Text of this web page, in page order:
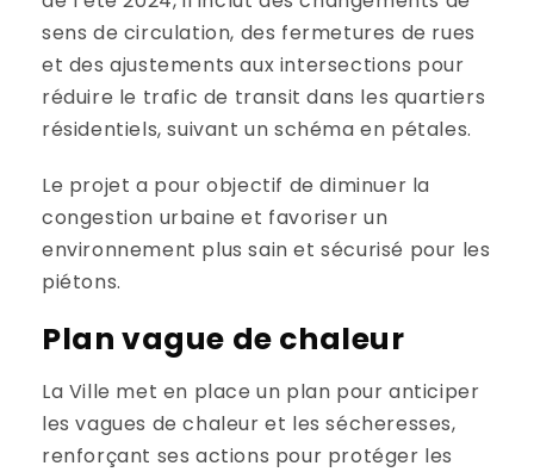
sens de circulation, des fermetures de rues
et des ajustements aux intersections pour
réduire le trafic de transit dans les quartiers
résidentiels, suivant un schéma en pétales.
Le projet a pour objectif de diminuer la
congestion urbaine et favoriser un
environnement plus sain et sécurisé pour les
piétons.
Plan vague de chaleur
La Ville met en place un plan pour anticiper
les vagues de chaleur et les sécheresses,
renforçant ses actions pour protéger les